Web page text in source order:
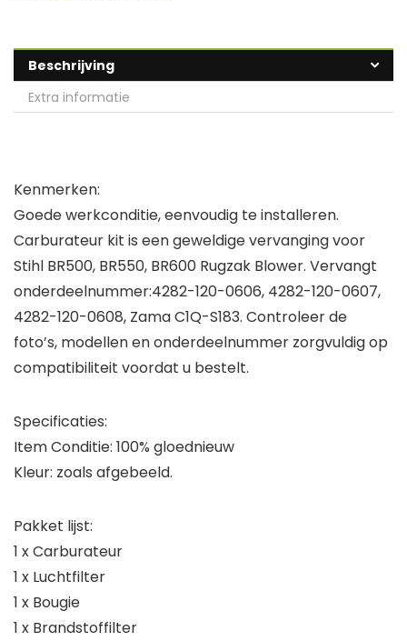
Beschrijving
Extra informatie
Kenmerken:
Goede werkconditie, eenvoudig te installeren.
Carburateur kit is een geweldige vervanging voor
Stihl BR500, BR550, BR600 Rugzak Blower. Vervangt
onderdeelnummer:4282-120-0606, 4282-120-0607,
4282-120-0608, Zama C1Q-S183. Controleer de
foto’s, modellen en onderdeelnummer zorgvuldig op
compatibiliteit voordat u bestelt.
Specificaties:
Item Conditie: 100% gloednieuw
Kleur: zoals afgebeeld.
Pakket lijst:
1 x Carburateur
1 x Luchtfilter
1 x Bougie
1 x Brandstoffilter